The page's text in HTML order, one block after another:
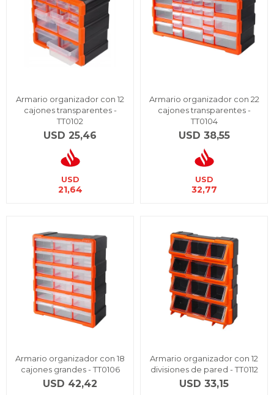
Armario organizador con 12
cajones transparentes -
TT0102
USD 25,46
USD
21,64
Armario organizador con 22
cajones transparentes -
TT0104
USD 38,55
USD
32,77
Armario organizador con 18
cajones grandes - TT0106
USD 42,42
Armario organizador con 12
divisiones de pared - TT0112
USD 33,15